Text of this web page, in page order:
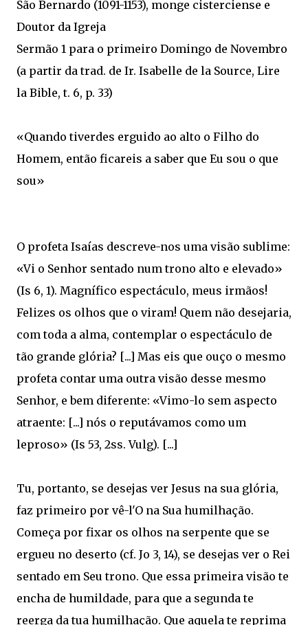
São Bernardo (1091-1153), monge cisterciense e
Doutor da Igreja
Sermão 1 para o primeiro Domingo de Novembro
(a partir da trad. de Ir. Isabelle de la Source, Lire
la Bible, t. 6, p. 33)
«Quando tiverdes erguido ao alto o Filho do
Homem, então ficareis a saber que Eu sou o que
sou»
O profeta Isaías descreve-nos uma visão sublime:
«Vi o Senhor sentado num trono alto e elevado»
(Is 6, 1). Magnífico espectáculo, meus irmãos!
Felizes os olhos que o viram! Quem não desejaria,
com toda a alma, contemplar o espectáculo de
tão grande glória? [...] Mas eis que ouço o mesmo
profeta contar uma outra visão desse mesmo
Senhor, e bem diferente: «Vimo-lo sem aspecto
atraente: [...] nós o reputávamos como um
leproso» (Is 53, 2ss. Vulg). [...]
Tu, portanto, se desejas ver Jesus na sua glória,
faz primeiro por vê-l'O na Sua humilhação.
Começa por fixar os olhos na serpente que se
ergueu no deserto (cf. Jo 3, 14), se desejas ver o Rei
sentado em Seu trono. Que essa primeira visão te
encha de humildade, para que a segunda te
reerga da tua humilhação. Que aquela te reprima